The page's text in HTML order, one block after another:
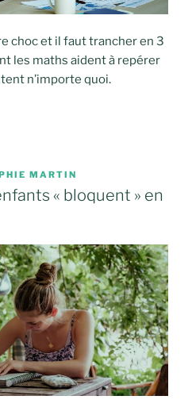
choc et il faut trancher en 3
les maths aident à repérer
n’importe quoi.
MARTIN
« bloquent » en